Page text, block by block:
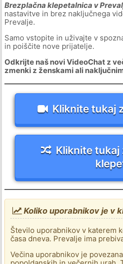
Brezplačna klepetalnica v
nastavitve in brez naključnega
Prevalje.
Samo vstopite in uživajte v
in poiščite nove prijatelje.
Odkrijte naš novi VideoChat z
zmenki z ženskami ali
Kliknite tukaj
Kliknite tukaj
Koliko uporabnikov je v
Število uporabnikov v katerem
časa dneva. Prevalje ima
Večina uporabnikov je